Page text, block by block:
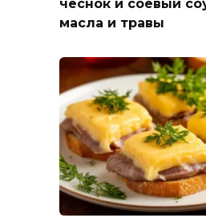
чеснок и соевый
масла и травы